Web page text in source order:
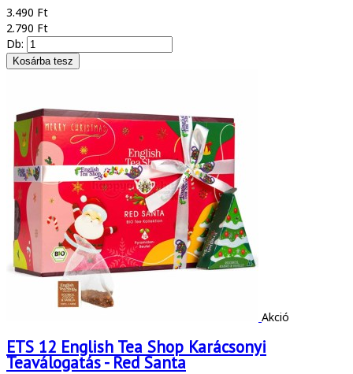
3.490 Ft
2.790 Ft
Db:
Akció
ETS 12 English Tea Shop Karácsonyi
Teaválogatás - Red Santa